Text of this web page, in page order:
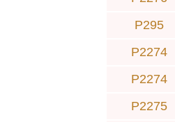
P295
P2274
P2274
P2275